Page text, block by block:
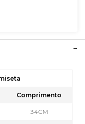
Comprimento
34CM